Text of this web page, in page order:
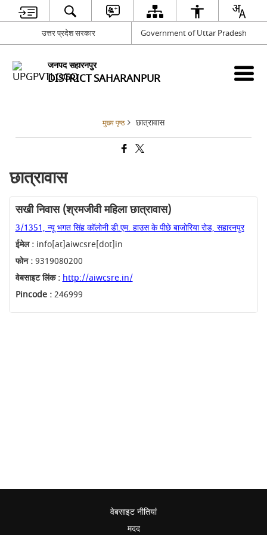
उत्तर प्रदेश सरकार Government of Uttar Pradesh
जनपद सहारनपुर
DISTRICT SAHARANPUR
मुख्य पृष्ठ छात्रावास
छात्रावास
सखी निवास (श्रमजीवी महिला छात्रावास)
3/1351, न्यू भगत सिंह कॉलोनी डी.एम. हाउस के पीछे बाजोरिया रोड, सहारनपुर
ईमेल :info[at]aiwcsre[dot]in
फोन :9319080200
वेबसाइट लिंक : http://aiwcsre.in/
Pincode :246999
वेबसाइट नीतियां
मदद